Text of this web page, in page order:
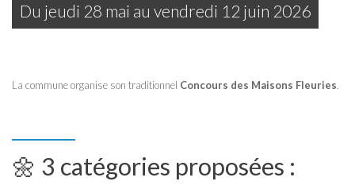
Du jeudi 28 mai au vendredi 12 juin 2026
La commune organise son traditionnel Concours des Maisons Fleuries.
🌼 3 catégories proposées :